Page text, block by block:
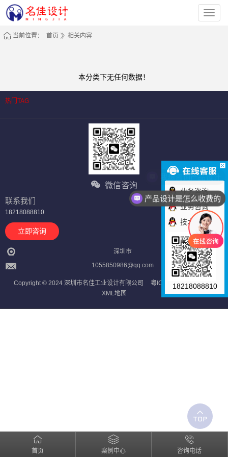
深
圳
公
当前位置： 首页 相关内容
本分类下无任何数据！
热门TAG
微信咨询
联系我们
18218088810
立即咨询
深圳市
1055850986@qq.com
Copyright © 2024 深圳市名佳工业设计有限公司
粤ICP备2023121709号
XML地图
业务咨询
业务咨询
技术咨询
18218088810
首页 案例中心 咨询电话
我想咨询产品设计
产品设计是怎么收费的